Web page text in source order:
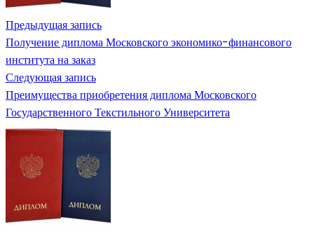
Предыдущая запись
Получение диплома Московского экономико-финансового
института на заказ
Следующая запись
Преимущества приобретения диплома Московского
Государственного Текстильного Университета